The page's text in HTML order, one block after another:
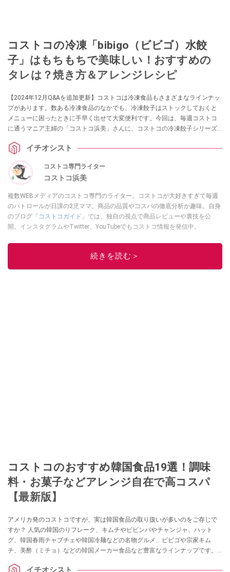
コストコの冷凍「bibigo（ビビゴ）水餃
子」はもちもちで美味しい！おすすめの
タレは？焼き方＆アレンジレシピ
【2024年12月Q&Aを追加更新】コストコは冷凍食品もさまざまなラインナッ
プがあります。数ある冷凍食品のなかでも、冷凍餃子はストックしておくと
メニューに困ったときに手早く出せて大変便利です。今回は、毎週コストコ
に通うマニア主婦の「コストコ浜美」さんに、コストコの冷凍餃子シリーズ
茹でる以外にも、美味しい焼き方や揚げ方のポイントも伝授してくれたの
で、餃子好き必見です！
イチオシスト
コストコ専門ライター
コストコ浜美
複数WEBメディアのコストコ専門のライター。コストコが大好きすぎて毎週
のパトロールが日課の2児ママ。商品の品質やコスパの徹底分析が趣味。自身
のブログ 「コストコガイド」 では、独自の視点で商品レビューや裏技を公
開。インスタグラムやTwitter、YouTubeでもコストコ情報を発信中。
このイチオシストの他の記事を読む
続きを読む＞
コストコのおすすめ韓国食品19選！調味
料・お菓子などアレンジ自在で高コスパ
【最新版】
アメリカ発のコストコですが、実は韓国食品の取り扱いが多いのをご存じで
すか？ 人気の韓国のりフレーク、キムチやビビンバやチャンジャ、ハット
グ、韓国春雨チャプチェや韓国冷麺などの名物グルメ、ビビゴや宗家キム
チ、美酢（ミチョ）などの韓国メーカー食品など豊富なラインナップです。
イチオシスト